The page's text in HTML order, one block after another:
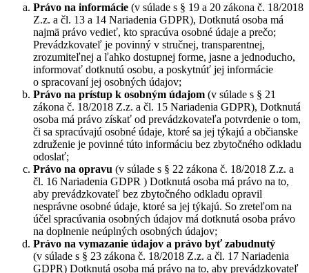
Právo na informácie (v súlade s § 19 a 20 zákona č. 18/2018
Z.z. a čl. 13 a 14 Nariadenia GDPR), Dotknutá osoba má
najmä právo vedieť, kto spracúva osobné údaje a prečo;
Prevádzkovateľ je povinný v stručnej, transparentnej,
zrozumiteľnej a ľahko dostupnej forme, jasne a jednoducho,
informovať dotknutú osobu, a poskytnúť jej informácie
o spracovaní jej osobných údajov;
Právo na prístup k osobným údajom (v súlade s § 21
zákona č. 18/2018 Z.z. a čl. 15 Nariadenia GDPR), Dotknutá
osoba má právo získať od prevádzkovateľa potvrdenie o tom,
či sa spracúvajú osobné údaje, ktoré sa jej týkajú a občianske
združenie je povinné túto informáciu bez zbytočného odkladu
odoslať;
Právo na opravu (v súlade s § 22 zákona č. 18/2018 Z.z. a
čl. 16 Nariadenia GDPR ) Dotknutá osoba má právo na to,
aby prevádzkovateľ bez zbytočného odkladu opravil
nesprávne osobné údaje, ktoré sa jej týkajú. So zreteľom na
účel spracúvania osobných údajov má dotknutá osoba právo
na doplnenie neúplných osobných údajov;
Právo na vymazanie údajov a právo byť zabudnutý
(v súlade s § 23 zákona č. 18/2018 Z.z. a čl. 17 Nariadenia
GDPR) Dotknutá osoba má právo na to, aby prevádzkovateľ